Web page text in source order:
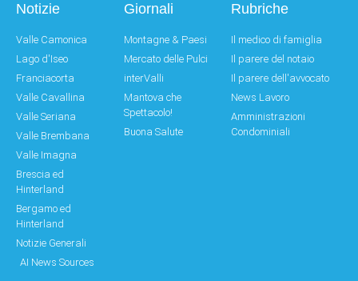
Notizie
Valle Camonica
Lago d'Iseo
Franciacorta
Valle Cavallina
Valle Seriana
Valle Brembana
Valle Imagna
Brescia ed
Hinterland
Bergamo ed
Hinterland
Notizie Generali
AI News Sources
Giornali
Montagne & Paesi
Mercato delle Pulci
interValli
Mantova che
Spettacolo!
Buona Salute
Rubriche
Il medico di famiglia
Il parere del notaio
Il parere dell'avvocato
News Lavoro
Amministrazioni
Condominiali